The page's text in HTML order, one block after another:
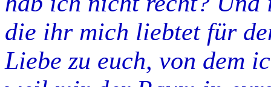
die ihr mich liebtet für
Liebe zu euch, von dem